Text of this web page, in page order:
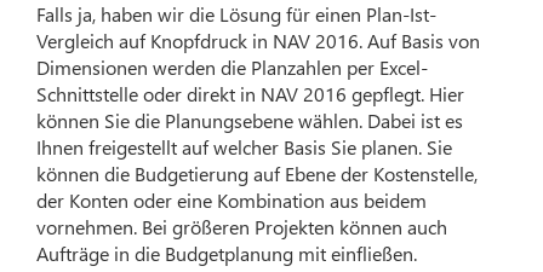
Falls ja, haben wir die Lösung für einen Plan-Ist-
Vergleich auf Knopfdruck in NAV 2016. Auf Basis von
Dimensionen werden die Planzahlen per Excel-
Schnittstelle oder direkt in NAV 2016 gepflegt. Hier
können Sie die Planungsebene wählen. Dabei ist es
Ihnen freigestellt auf welcher Basis Sie planen. Sie
können die Budgetierung auf Ebene der Kostenstelle,
der Konten oder eine Kombination aus beidem
vornehmen. Bei größeren Projekten können auch
Aufträge in die Budgetplanung mit einfließen.